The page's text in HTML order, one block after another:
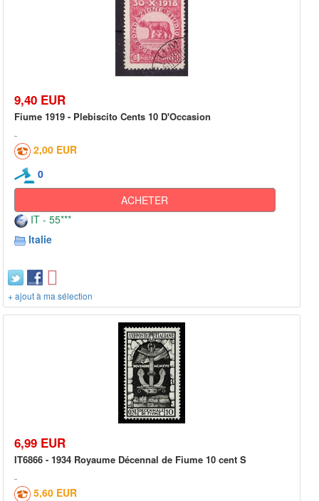
9,40 EUR
Fiume 1919 - Plebiscito Cents 10 D'Occasion
2,00 EUR
0
ACHETER
IT - 55***
Italie
+ ajout à ma sélection
6,99 EUR
IT6866 - 1934 Royaume Décennal de Fiume 10 cent S
5,60 EUR